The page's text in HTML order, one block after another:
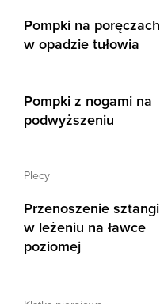
Pompki na poręczach
w opadzie tułowia
Pompki z nogami na
podwyższeniu
plecy
Przenoszenie sztangi
w leżeniu na ławce
poziomej